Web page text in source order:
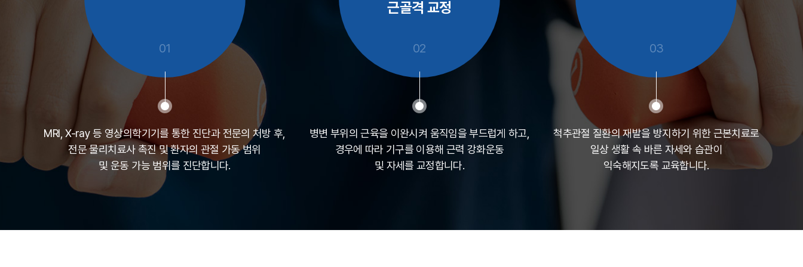
01
MRI, X-ray 등 영상의학기기를 통한 진단과 전문의 처방 후,
전문 물리치료사 촉진 및 환자의 관절 가동 범위
및 운동 가능 범위를 진단합니다.
근골격 교정
02
병변 부위의 근육을 이완시켜 움직임을 부드럽게 하고,
경우에 따라 기구를 이용해 근력 강화운동
및 자세를 교정합니다.
03
척추관절 질환의 재발을 방지하기 위한 근본치료로
일상 생활 속 바른 자세와 습관이
익숙해지도록 교육합니다.